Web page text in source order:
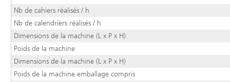
Nb de cahiers réalisés / h
Nb de calendriers réalisés / h
Dimensions de la machine (L x P x H)
Poids de la machine
Dimensions de la machine (L x P x H)
Poids de la machine emballage compris